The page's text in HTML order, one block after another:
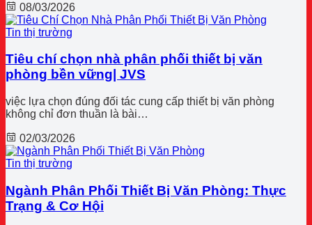
08/03/2026
Tin thị trường
Tiêu chí chọn nhà phân phối thiết bị văn
phòng bền vững| JVS
việc lựa chọn đúng đối tác cung cấp thiết bị văn phòng
không chỉ đơn thuần là bài…
02/03/2026
Tin thị trường
Ngành Phân Phối Thiết Bị Văn Phòng: Thực
Trạng & Cơ Hội